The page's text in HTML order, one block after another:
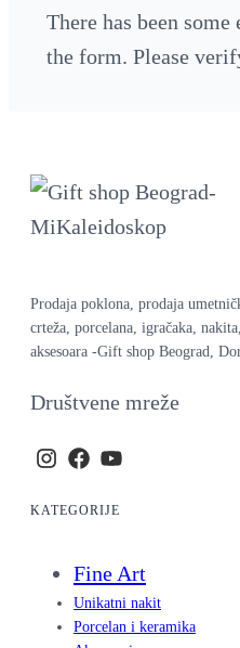
There has been
the form. Please
Prodaja poklona, prodaja
crteža, porcelana, igračaka,
aksesoara -Gift shop Beograd,
Društvene mreže
KATEGORIJE
Fine Art
Unikatni nakit
Porcelan i keramika